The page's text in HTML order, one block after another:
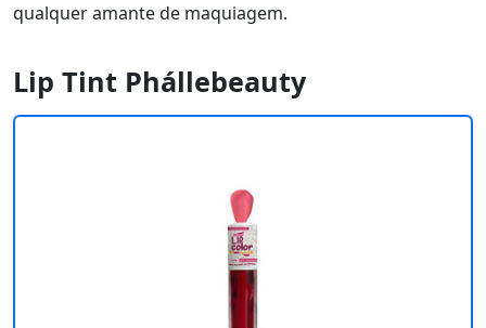
qualquer amante de maquiagem.
Lip Tint Phállebeauty